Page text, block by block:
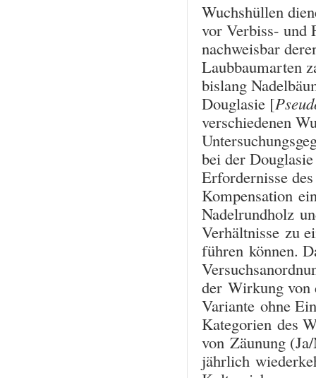
Wuchshüllen
vor Verbiss- und
nachweisbar
Laubbaumarten
bislang
Douglasie [
verschiedenen
bei der
Erfordernisse
Kompensation
Nadelrundholz
Verhältnisse zu
führen können.
der Wirkung von
Variante ohne
Kategorien des
von Zäunung
jährlich